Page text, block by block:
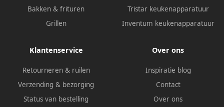
Bakken & frituren
Grillen
Tristar keukenapparatuur
Inventum keukenapparatuur
Klantenservice
Retourneren & ruilen
Verzending & bezorging
Status van bestelling
Over ons
Inspiratie blog
Contact
Over ons